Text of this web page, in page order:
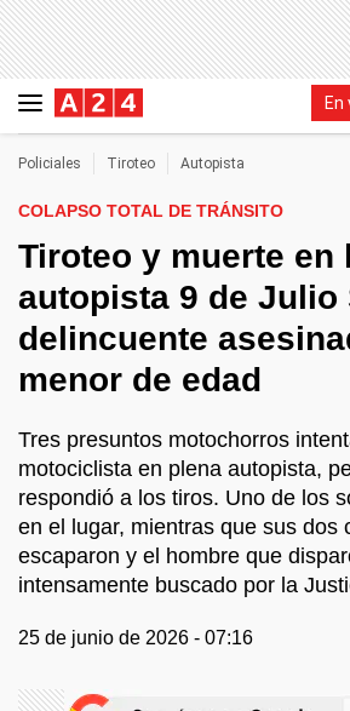
En
Policiales Tiroteo Autopista
COLAPSO TOTAL DE TRÁNSITO
Tiroteo y muerte en
autopista 9 de Julio
delincuente
menor de edad
Tres presuntos motochorros
motociclista en plena autopista,
respondió a los tiros. Uno de los
en el lugar, mientras que sus dos
escaparon y el hombre que
intensamente buscado por la
25 de junio de 2026 - 07:16